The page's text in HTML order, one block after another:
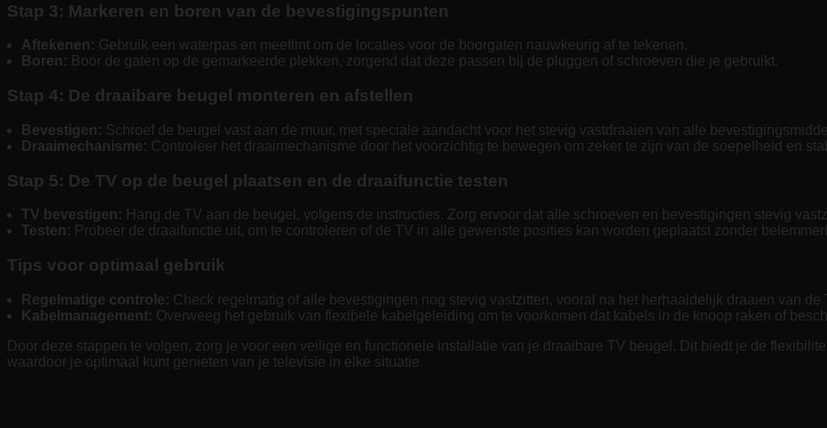
Stap 3: Markeren en boren van de bevestigingspunten
Aftekenen: Gebruik een waterpas en meetlint om de locaties voor de boorgaten nauwkeurig af te tekenen.
Boren: Boor de gaten op de gemarkeerde plekken, zorgend dat deze passen bij de pluggen of schroeven die je gebruikt.
Stap 4: De draaibare beugel monteren en afstellen
Bevestigen: Schroef de beugel vast aan de muur, met speciale aandacht voor het stevig vastdraaien van alle
Draaimechanisme: Controleer het draaimechanisme door het voorzichtig te bewegen om zeker te zijn van de soepelheid en
Stap 5: De TV op de beugel plaatsen en de draaifunctie testen
TV bevestigen: Hang de TV aan de beugel, volgens de instructies. Zorg ervoor dat alle schroeven en bevestigingen stevig
Testen: Probeer de draaifunctie uit, om te controleren of de TV in alle gewenste posities kan worden geplaatst zonder
Tips voor optimaal gebruik
Regelmatige controle: Check regelmatig of alle bevestigingen nog stevig vastzitten, vooral na het herhaaldelijk draaien van de
Kabelmanagement: Overweeg het gebruik van flexibele kabelgeleiding om te voorkomen dat kabels in de knoop raken of
Door deze stappen te volgen, zorg je voor een veilige en functionele installatie van je draaibare TV beugel. Dit biedt je de
waardoor je optimaal kunt genieten van je televisie in elke situatie.